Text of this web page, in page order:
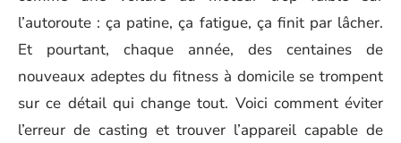
l’autoroute : ça patine, ça fatigue, ça finit par lâcher.
Et pourtant, chaque année, des centaines de
nouveaux adeptes du fitness à domicile se trompent
sur ce détail qui change tout. Voici comment éviter
l’erreur de casting et trouver l’appareil capable de